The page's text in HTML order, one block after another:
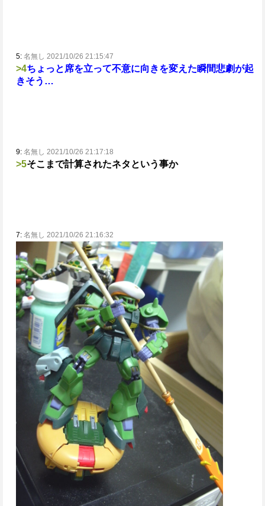
5: 名無し 2021/10/26 21:15:47
>4ちょっと席を立って不意に向きを変えた瞬間悲劇が起
きそう…
9: 名無し 2021/10/26 21:17:18
>5そこまで計算されたネタという事か
7: 名無し 2021/10/26 21:16:32